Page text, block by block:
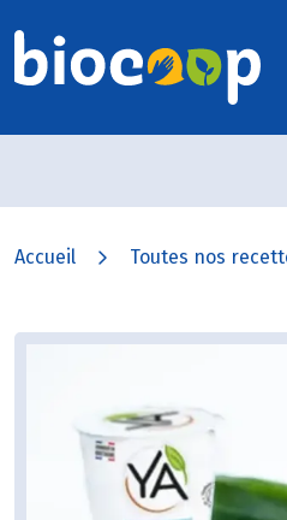
Accueil Toutes nos